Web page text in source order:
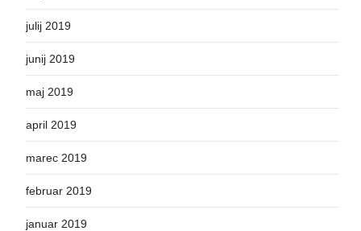
julij 2019
junij 2019
maj 2019
april 2019
marec 2019
februar 2019
januar 2019